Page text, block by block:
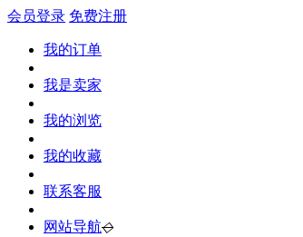
会员登录 免费注册
我的订单
我是卖家
我的浏览
我的收藏
联系客服
网站导航◇